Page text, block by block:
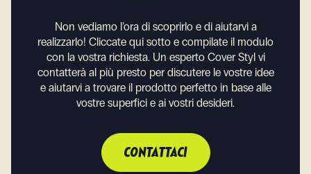
Non vediamo l’ora di scoprirlo e di aiutarvi a
realizzarlo! Cliccate qui sotto e compilate il modulo
con la vostra richiesta. Un esperto Cover Styl vi
contatterà al più presto per discutere le vostre idee
e aiutarvi a trovare il prodotto perfetto in base alle
vostre superfici e ai vostri desideri.
CONTATTACI